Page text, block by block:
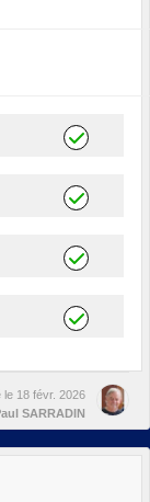
le 18 févr. 2026
SARRADIN